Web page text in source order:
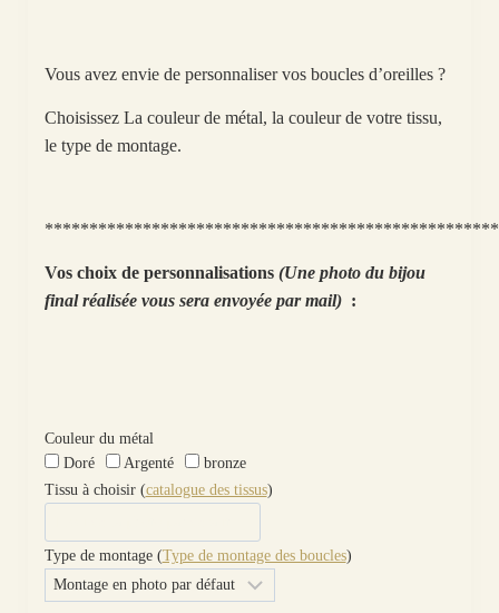
Vous avez envie de personnaliser vos boucles d’oreilles ?
Choisissez La couleur de métal, la couleur de votre tissu,
le type de montage.
Vos choix de personnalisations (Une photo du bijou
final réalisée vous sera envoyée par mail):
Couleur du métal
Doré
Argenté
bronze
Tissu à choisir (catalogue des tissus)
Type de montage (Type de montage des boucles)